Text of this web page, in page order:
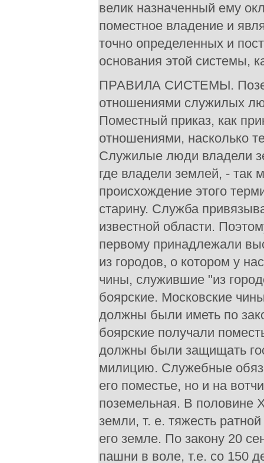
велик назначенный ему
поместное владение и
точно определенных и
основания этой системы,
ПРАВИЛА СИСТЕМЫ.
отношениями служилых
Поместный приказ, как
отношениями, насколько
Служилые люди владели
где владели землей, - так
происхождение этого
старину. Служба
известной области.
первому принадлежали
из городов, о котором у
чины, служившие "из
боярские. Московские
должны были иметь по
боярские получали
должны были защищать
милицию. Служебные
его поместье, но и на
поземельная. В половине
земли, т. е. тяжесть
его земле. По закону 20
пашни в воле, т.е. со 150